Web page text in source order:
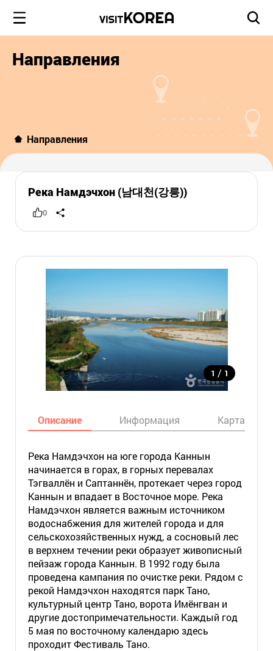
Направления
Направления
Река Намдэчхон (남대천(강릉))
0
1 / 1
Описание Информация Карта
Река Намдэчхон на юге города Каннын
начинается в горах, в горных перевалах
Тэгваллён и Саптаннён, протекает через город
Каннын и впадает в Восточное море. Река
Намдэчхон является важным источником
водоснабжения для жителей города и для
сельскохозяйственных нужд, а сосновый лес
в верхнем течении реки образует живописный
пейзаж города Каннын. В 1992 году была
проведена кампания по очистке реки. Рядом с
рекой Намдэчхон находятся парк Тано,
культурный центр Тано, ворота Имёнгван и
другие достопримечательности. Каждый год
5 мая по восточному календарю здесь
проходит Фестиваль Тано.